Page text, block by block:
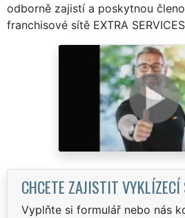
odborně zajistí a poskytnou
franchisové sítě EXTRA
CHCETE ZAJISTIT
Vyplňte si formulář nebo nás